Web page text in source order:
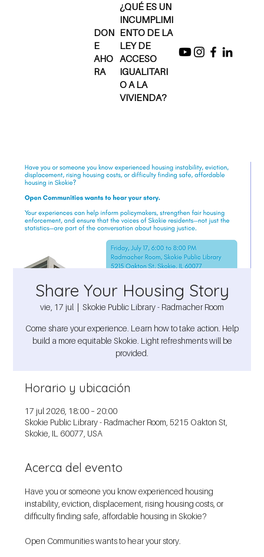
DON
E
AHO
RA
¿QUÉ ES UN
INCUMPLIMI
ENTO DE LA
LEY DE
ACCESO
IGUALITARI
O A LA
VIVIENDA?
Share Your Housing Story
vie, 17 jul
  |
Skokie Public Library - Radmacher Room
Come share your experience. Learn how to take action. Help
build a more equitable Skokie. Light refreshments will be
provided.
Horario y ubicación
17 jul 2026, 18:00 – 20:00
Skokie Public Library - Radmacher Room, 5215 Oakton St,
Skokie, IL 60077, USA
Acerca del evento
Have you or someone you know experienced housing
instability, eviction, displacement, rising housing costs, or
difficulty finding safe, affordable housing in Skokie?
Open Communities wants to hear your story.